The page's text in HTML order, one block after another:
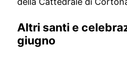
Altri santi e
giugno